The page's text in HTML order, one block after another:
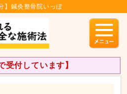
】鍼灸整骨院いっぽ
受付しています】